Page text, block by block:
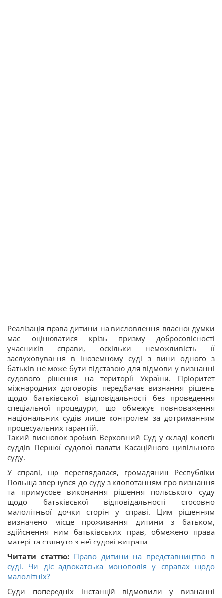
Реалізація права дитини на висловлення власної думки
має оцінюватися крізь призму добросовісності
учасників справи, оскільки неможливість її
заслуховування в іноземному суді з вини одного з
батьків не може бути підставою для відмови у визнанні
судового рішення на території України. Пріоритет
міжнародних договорів передбачає визнання рішень
щодо батьківської відповідальності без проведення
спеціальної процедури, що обмежує повноваження
національних судів лише контролем за дотриманням
процесуальних гарантій.
Такий висновок зробив Верховний Суд у складі колегії
суддів Першої судової палати Касаційного цивільного
суду.
У справі, що переглядалася, громадянин Республіки
Польща звернувся до суду з клопотанням про визнання
та примусове виконання рішення польського суду
щодо батьківської відповідальності стосовно
малолітньої дочки сторін у справі. Цим рішенням
визначено місце проживання дитини з батьком,
здійснення ним батьківських прав, обмежено права
матері та стягнуто з неї судові витрати.
Читати статтю: Право дитини на представництво в
суді. Чи діє адвокатська монополія у справах щодо
малолітніх?
Суди попередніх інстанцій відмовили у визнанні